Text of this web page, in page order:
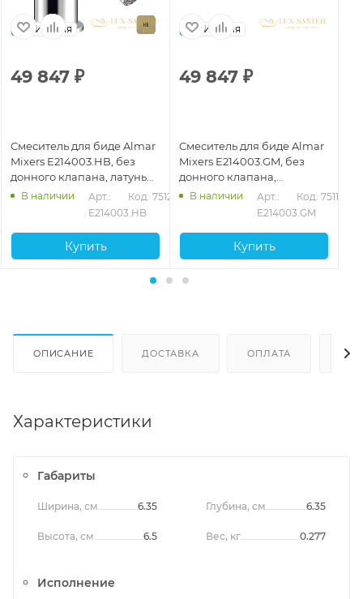
Италия
49 847 ₽
Смеситель для биде Almar
Mixers E214003.HB, без
донного клапана, латунь
брашированная PVD
В наличии
Арт.:
E214003.HB
Код: 75120
Купить
Италия
49 847 ₽
Смеситель для биде Almar
Mixers E214003.GM, без
донного клапана,
оружейная сталь
В наличии
Арт.:
E214003.GM
Код: 75119
Купить
ОПИСАНИЕ ДОСТАВКА ОПЛАТА
Характеристики
Габариты
Ширина, см 6.35
Высота, см 6.5
Глубина, см 6.35
Вес, кг 0.277
Исполнение